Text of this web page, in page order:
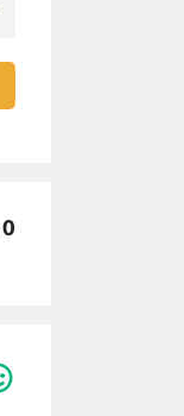
0 دیدگاه